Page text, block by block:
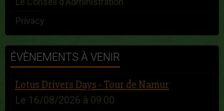
Privacy
ÉVÈNEMENTS À VENIR
Lotus Drivers Days - Tour de Namur
Le 16/08/2026 à 09:00